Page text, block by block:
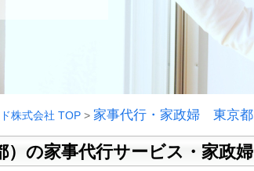
株式会社 TOP > 家事代行・家政婦 東京都
）の家事代行サービス・家政婦